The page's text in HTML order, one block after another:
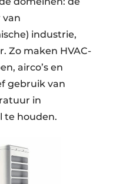
van
industrie,
Zo maken HVAC-
airco’s en
gebruik van
in
te houden.